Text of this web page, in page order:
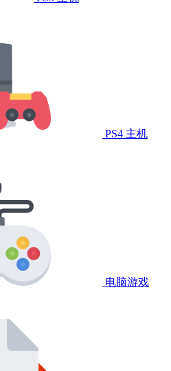
PS4 主机
电脑游戏